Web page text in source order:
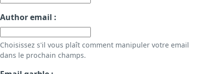
Author email :
Choisissez s'il vous plaît comment manipuler votre email
dans le prochain champs.